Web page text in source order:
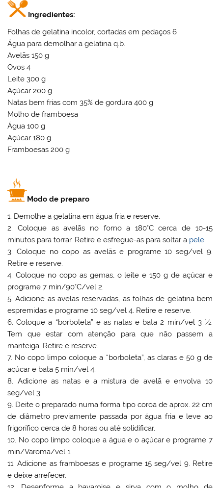
Ingredientes:
Folhas de gelatina incolor, cortadas em pedaços 6
Água para demolhar a gelatina q.b.
Avelãs 150 g
Ovos 4
Leite 300 g
Açúcar 200 g
Natas bem frias com 35% de gordura 400 g
Molho de framboesa
Água 100 g
Açúcar 180 g
Framboesas 200 g
Modo de preparo
1. Demolhe a gelatina em água fria e reserve.
2. Coloque as avelãs no forno a 180°C cerca de 10-15
minutos para torrar. Retire e esfregue-as para soltar a pele.
3. Coloque no copo as avelãs e programe 10 seg/vel 9.
Retire e reserve.
4. Coloque no copo as gemas, o leite e 150 g de açúcar e
programe 7 min/90°C/vel 2.
5. Adicione as avelãs reservadas, as folhas de gelatina bem
espremidas e programe 10 seg/vel 4. Retire e reserve.
6. Coloque a “borboleta” e as natas e bata 2 min/vel 3 ½.
Tem que estar com atenção para que não passem a
manteiga. Retire e reserve.
7. No copo limpo coloque a “borboleta”, as claras e 50 g de
açúcar e bata 5 min/vel 4.
8. Adicione as natas e a mistura de avelã e envolva 10
seg/vel 3.
9. Deite o preparado numa forma tipo coroa de aprox. 22 cm
de diâmetro previamente passada por água fria e leve ao
frigorífico cerca de 8 horas ou até solidificar.
10. No copo limpo coloque a água e o açúcar e programe 7
min/Varoma/vel 1.
11. Adicione as framboesas e programe 15 seg/vel 9. Retire
e deixe arrefecer.